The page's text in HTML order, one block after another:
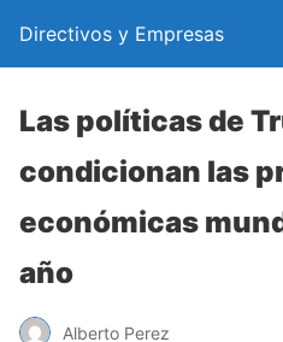
Directivos y Empresas
Las políticas de
condicionan las
económicas
año
Alberto Perez